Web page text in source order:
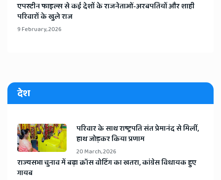
​एपस्टीन फाइल्स से कई देशों के राजनेताओं-अरबपतियों और शाही
परिवारों के खुले राज
9 February, 2026
देश
​परिवार के साथ राष्ट्रपति संत प्रेमानंद से मिलीं,
हाथ जोड़कर किया प्रणाम
20 March, 2026
​राज्यसभा चुनाव में बढ़ा क्रॉस वोटिंग का खतरा, कांग्रेस विधायक हुए
गायब